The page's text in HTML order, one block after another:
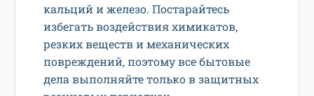
кальций и железо. Постарайтесь
избегать воздействия химикатов,
резких веществ и механических
повреждений, поэтому все бытовые
дела выполняйте только в защитных